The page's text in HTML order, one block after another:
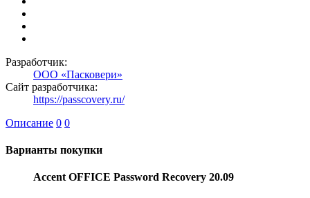
Разработчик:
ООО «Пасковери»
Сайт разработчика:
https://passcovery.ru/
Описание 0 0
Варианты покупки
Accent OFFICE Password Recovery 20.09